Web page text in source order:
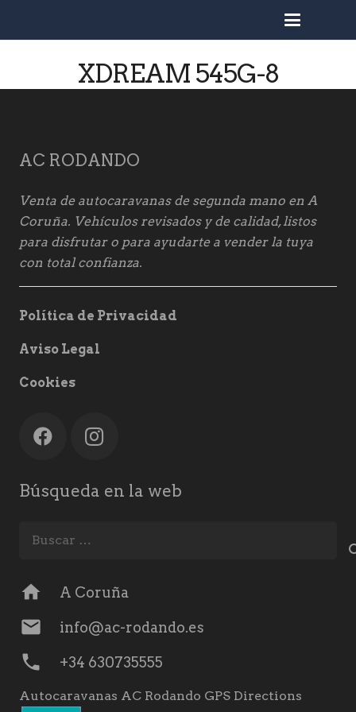
XDREAM 545G-8
AC RODANDO
Venta de autocaravanas de segunda mano en A
Coruña. Vehículos revisados y de calidad, listos
para disfrutar o para ayudarte a vender la tuya
con total confianza.
Política de Privacidad
Aviso Legal
Cookies
Búsqueda en la web
home A Coruña
mail info@ac-rodando.es
phone +34 630735555
Autocaravanas AC Rodando GPS Directions